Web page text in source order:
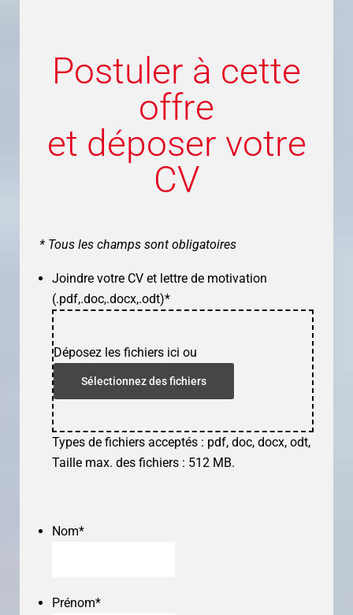
Postuler à cette
offre
et déposer votre
CV
* Tous les champs sont obligatoires
Joindre votre CV et lettre de motivation
(.pdf,.doc,.docx,.odt)*
Déposez les fichiers ici ou
Sélectionnez des fichiers
Types de fichiers acceptés : pdf, doc, docx, odt,
Taille max. des fichiers : 512 MB.
Nom*
Prénom*